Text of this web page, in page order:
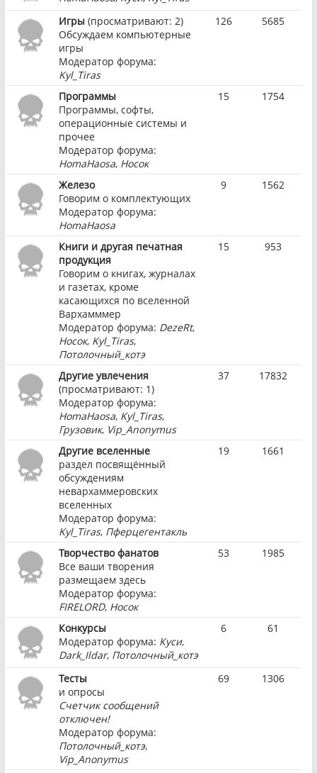
Игры (просматривают: 2)
Обсуждаем компьютерные
игры
Модератор форума:
Kyl_Tiras
126 5685
Программы
Программы, софты,
операционные системы и
прочее
Модератор форума:
HomaHaosa, Носок
15 1754
Железо
Говорим о комплектующих
Модератор форума:
HomaHaosa
9 1562
Книги и другая печатная
продукция
Говорим о книгах, журналах
и газетах, кроме
касающихся по вселенной
Вархамммер
Модератор форума: DezeRt,
Носок, Kyl_Tiras,
Потолочный_котэ
15 953
Другие увлечения
(просматривают: 1)
Модератор форума:
HomaHaosa, Kyl_Tiras,
Грузовик, Vip_Anonymus
37 17832
Другие вселенные
раздел посвящённый
обсуждениям
невархаммеровских
вселенных
Модератор форума:
Kyl_Tiras, Пферцегентакль
19 1661
Творчество фанатов
Все ваши творения
размещаем здесь
Модератор форума:
FIRELORD, Носок
53 1985
Конкурсы
Модератор форума: Куси,
Dark_Ildar, Потолочный_котэ
6 61
Тесты
и опросы
Счетчик сообщений
отключен!
Модератор форума:
Потолочный_котэ,
Vip_Anonymus
69 1306